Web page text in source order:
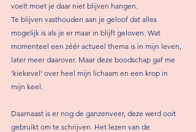
voelt moet je daar niet blijven hangen.
Te blijven vasthouden aan je geloof dat alles
mogelijk is als je er maar in blijft geloven. Wat
momenteel een zéér actueel thema is in mijn leven,
later meer daarover. Maar deze boodschap gaf me
‘kiekevel’ over heel mijn lichaam en een krop in
mijn keel.
Daarnaast is er nog de ganzenveer, deze werd ooit
gebruikt om te schrijven. Het lezen van de